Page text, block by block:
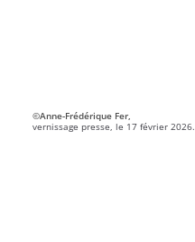
©Anne-Frédérique Fer,
vernissage presse, le 17 février 2026.